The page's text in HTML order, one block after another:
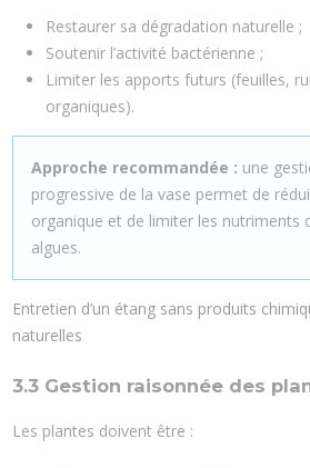
Restaurer sa dégradation naturelle ;
Soutenir l’activité bactérienne ;
Limiter les apports futurs (feuilles,
organiques).
Approche recommandée : une
progressive de la vase permet de
organique et de limiter les nutriments
algues.
Entretien d’un étang sans produits
naturelles
3.3 Gestion raisonnée des
Les plantes doivent être :